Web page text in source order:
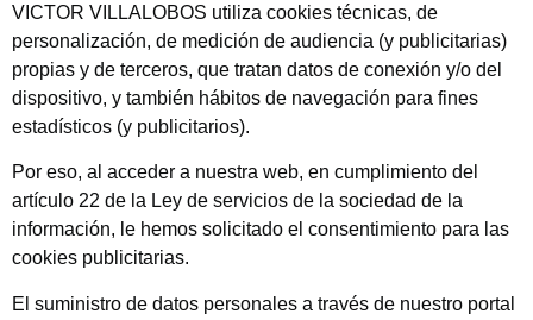
VICTOR VILLALOBOS utiliza cookies técnicas, de
personalización, de medición de audiencia (y publicitarias)
propias y de terceros, que tratan datos de conexión y/o del
dispositivo, y también hábitos de navegación para fines
estadísticos (y publicitarios).
Por eso, al acceder a nuestra web, en cumplimiento del
artículo 22 de la Ley de servicios de la sociedad de la
información, le hemos solicitado el consentimiento para las
cookies publicitarias.
El suministro de datos personales a través de nuestro portal